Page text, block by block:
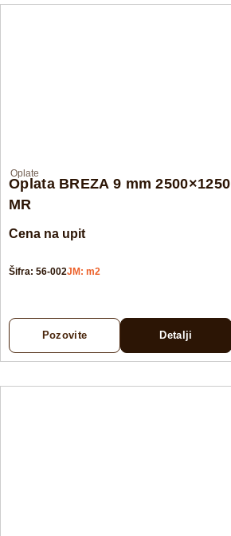
Oplate
Oplata BREZA 9 mm 2500×1250
MR
Cena na upit
Šifra: 56-002JM: m2
Pozovite Detalji